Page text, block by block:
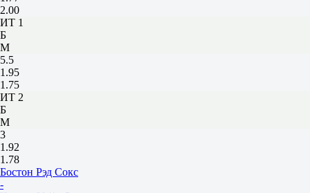
2.00
ИТ 1
Б
М
5.5
1.95
1.75
ИТ 2
Б
М
3
1.92
1.78
Бостон Рэд Сокс
-